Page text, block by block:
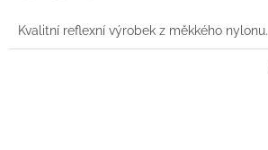
Kvalitní reflexní výrobek z měkkého nylonu.